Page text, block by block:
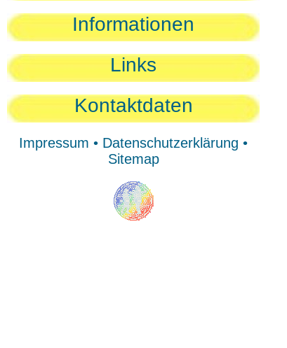
Informationen
Links
Kontaktdaten
Impressum • Datenschutzerklärung •
Sitemap